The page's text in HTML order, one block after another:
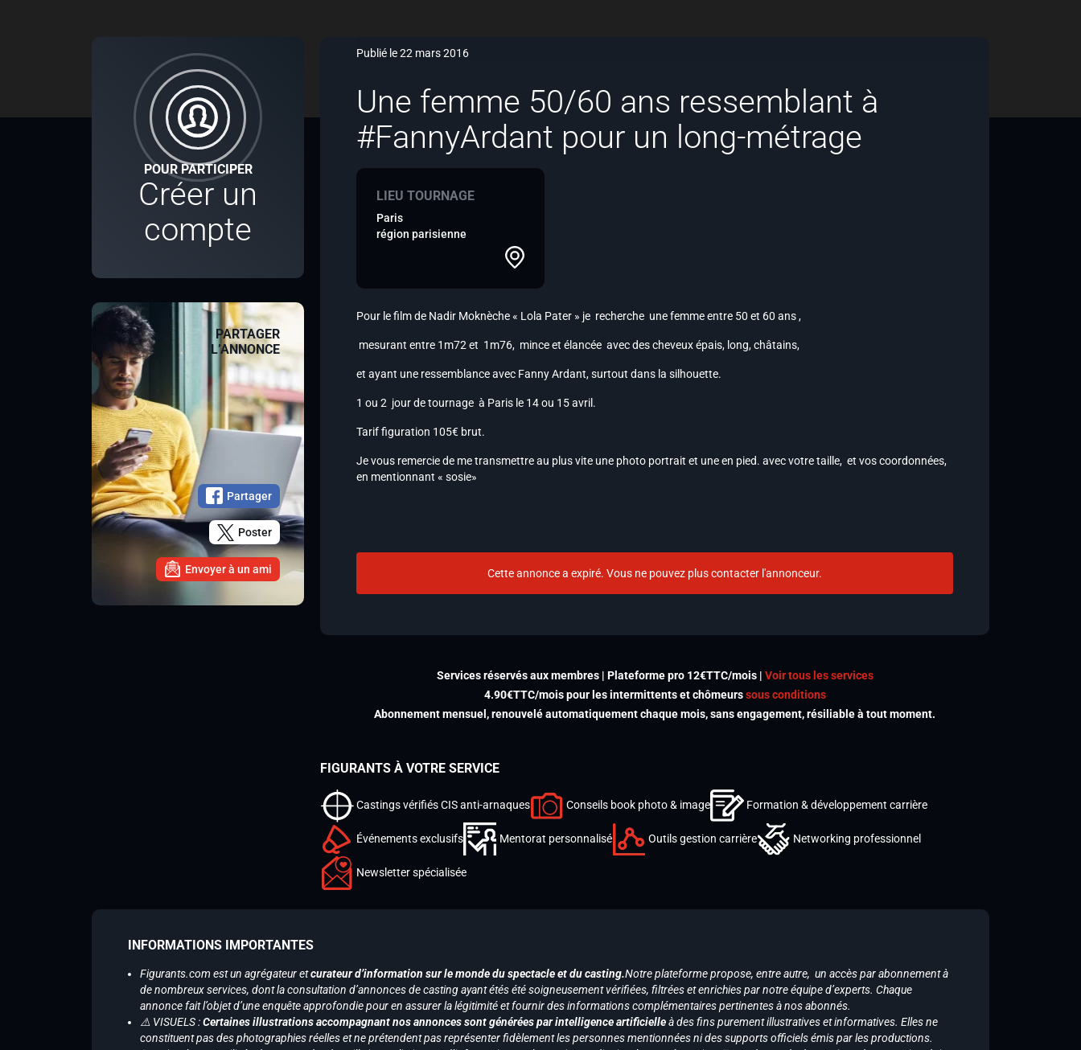
POUR PARTICIPER
Créer un
compte
PARTAGER
L’ANNONCE
Partager
Poster
Envoyer à un ami
Publié le 22 mars 2016
Une femme 50/60 ans ressemblant à
#FannyArdant pour un long-métrage
LIEU TOURNAGE
Paris
région parisienne
Pour le film de Nadir Moknèche « Lola Pater » je recherche une femme entre 50 et 60 ans ,
mesurant entre 1m72 et 1m76, mince et élancée avec des cheveux épais, long, châtains,
et ayant une ressemblance avec Fanny Ardant, surtout dans la silhouette.
1 ou 2 jour de tournage à Paris le 14 ou 15 avril.
Tarif figuration 105€ brut.
Je vous remercie de me transmettre au plus vite une photo portrait et une en pied. avec votre taille, et vos coordonnées,
en mentionnant « sosie»
Cette annonce a expiré. Vous ne pouvez plus contacter l'annonceur.
Services réservés aux membres | Plateforme pro 12€TTC/mois | Voir tous les services
4.90€TTC/mois pour les intermittents et chômeurssous conditions
Abonnement mensuel, renouvelé automatiquement chaque mois, sans engagement, résiliable à tout moment.
FIGURANTS À VOTRE SERVICE
Castings vérifiés CIS anti-arnaques Conseils book photo & image Formation & développement carrière
Événements exclusifs Mentorat personnalisé Outils gestion carrière Networking professionnel
Newsletter spécialisée
INFORMATIONS IMPORTANTES
Figurants.com est un agrégateur etcurateur d’information sur le monde du spectacle et du casting.Notre plateforme propose, entre autre, un accès par abonnement à
de nombreux services, dont la consultation d’annonces de casting ayant étés été soigneusement vérifiées, filtrées et enrichies par notre équipe d’experts. Chaque
annonce fait l’objet d’une enquête approfondie pour en assurer la légitimité et fournir des informations complémentaires pertinentes à nos abonnés.
⚠️ VISUELS :Certaines illustrations accompagnant nos annonces sont générées par intelligence artificielleà des fins purement illustratives et informatives. Elles ne
constituent pas des photographies réelles et ne prétendent pas représenter fidèlement les personnes mentionnées ni des supports officiels émis par les productions.